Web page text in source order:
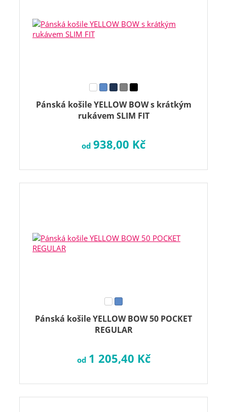
Pánská košile YELLOW BOW s krátkým
rukávem SLIM FIT
od 938,00 Kč
Pánská košile YELLOW BOW 50 POCKET
REGULAR
od 1 205,40 Kč